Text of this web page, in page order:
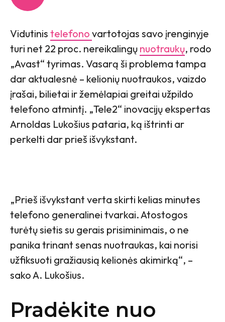
Vidutinis telefono vartotojas savo įrenginyje
turi net 22 proc. nereikalingų nuotraukų, rodo
„Avast“ tyrimas. Vasarą ši problema tampa
dar aktualesnė – kelionių nuotraukos, vaizdo
įrašai, bilietai ir žemėlapiai greitai užpildo
telefono atmintį. „Tele2“ inovacijų ekspertas
Arnoldas Lukošius pataria, ką ištrinti ar
perkelti dar prieš išvykstant.
„Prieš išvykstant verta skirti kelias minutes
telefono generalinei tvarkai. Atostogos
turėtų sietis su gerais prisiminimais, o ne
panika trinant senas nuotraukas, kai norisi
užfiksuoti gražiausią kelionės akimirką“, –
sako A. Lukošius.
Pradėkite nuo